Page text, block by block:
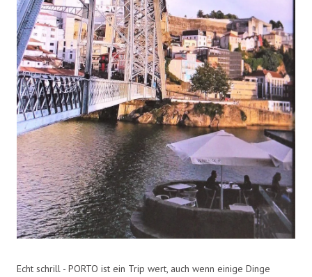
Echt schrill - PORTO ist ein Trip wert, auch wenn einige Dinge